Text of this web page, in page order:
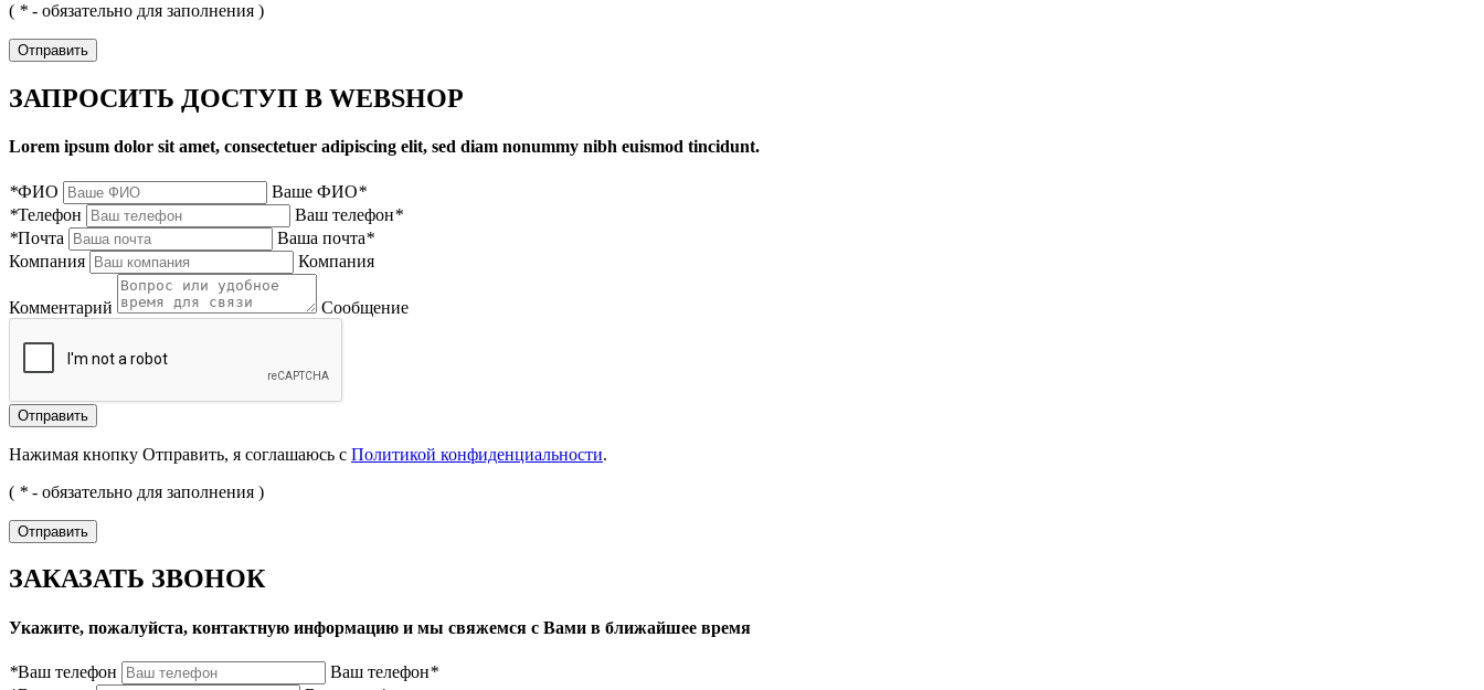
( * - обязательно для заполнения )
Отправить
ЗАПРОСИТЬ ДОСТУП В WEBSHOP
Lorem ipsum dolor sit amet, consectetuer adipiscing elit, sed diam nonummy nibh euismod tincidunt.
*ФИО Ваше ФИО*
*Телефон Ваш телефон*
*Почта Ваша почта*
Компания
Компания
Комментарий Сообщение
Нажимая кнопку Отправить, я соглашаюсь с Политикой конфиденциальности.
( * - обязательно для заполнения )
ЗАКАЗАТЬ ЗВОНОК
Укажите, пожалуйста, контактную информацию и мы свяжемся с Вами в ближайшее время
*Ваш телефон Ваш телефон*